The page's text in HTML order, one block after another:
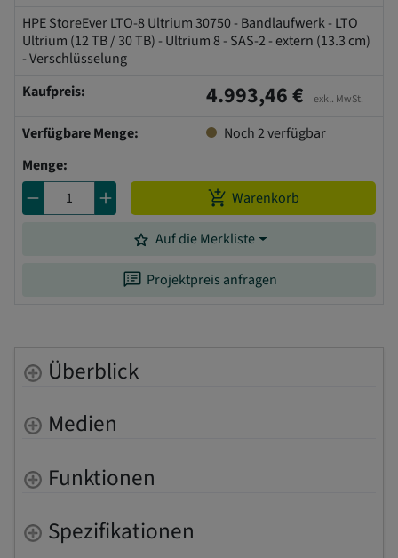
HPE StoreEver LTO-8 Ultrium 30750 - Bandlaufwerk - LTO
Ultrium (12 TB / 30 TB) - Ultrium 8 - SAS-2 - extern (13.3 cm)
- Verschlüsselung
Kaufpreis:
4.993,46 € exkl. MwSt.
Verfügbare Menge: Noch2verfügbar
Menge:
remove add add_shopping_cart Warenkorb
grade Auf die Merkliste
speaker_notes Projektpreis anfragen
Überblick
Medien
Funktionen
Spezifikationen